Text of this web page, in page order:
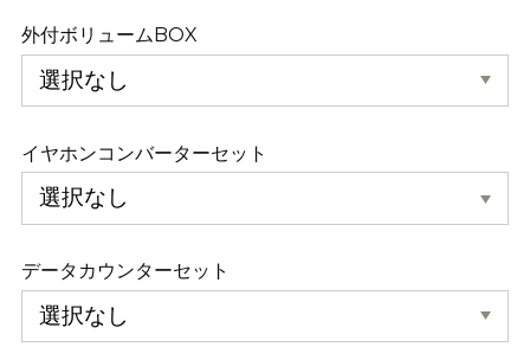
外付ボリュームBOX
イヤホンコンバーターセット
データカウンターセット